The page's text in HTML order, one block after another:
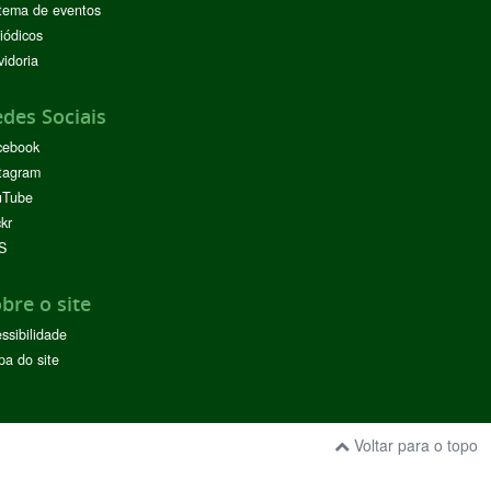
de eventos
Sociais
o site
do site
Voltar para o topo